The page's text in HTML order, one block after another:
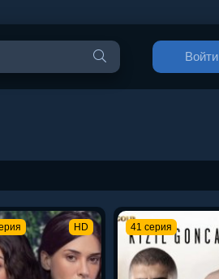
Войти
HD 41 серия